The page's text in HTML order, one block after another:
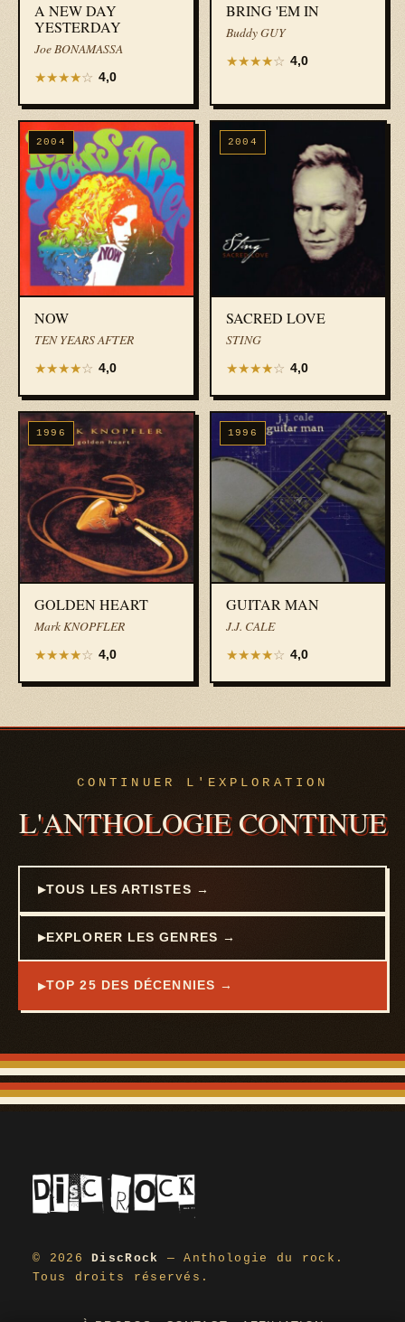
A NEW DAY
YESTERDAY
Joe BONAMASSA
★★★★☆ 4,0
BRING 'EM IN
Buddy GUY
★★★★☆ 4,0
2004
NOW
TEN YEARS AFTER
★★★★☆ 4,0
2004
SACRED LOVE
STING
★★★★☆ 4,0
1996
GOLDEN HEART
Mark KNOPFLER
★★★★☆ 4,0
1996
GUITAR MAN
J.J. CALE
★★★★☆ 4,0
CONTINUER L'EXPLORATION
L'ANTHOLOGIE CONTINUE
TOUS LES ARTISTES →
EXPLORER LES GENRES →
TOP 25 DES DÉCENNIES →
© 2026 DiscRock
— Anthologie du rock.
Tous droits réservés.